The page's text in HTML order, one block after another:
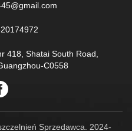
418, Shatai South Road,
C0558
Sprzedawca. 2024-